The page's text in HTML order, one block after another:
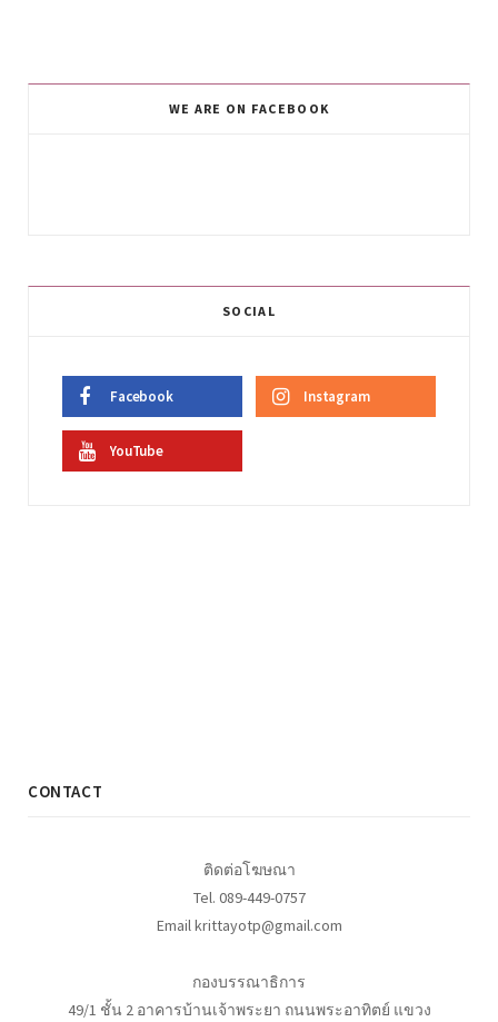
WE ARE ON FACEBOOK
SOCIAL
Facebook Instagram
YouTube
CONTACT
ติดต่อโฆษณา
Tel. 089-449-0757
Email krittayotp@gmail.com
กองบรรณาธิการ
49/1 ชั้น 2 อาคารบ้านเจ้าพระยา ถนนพระอาทิตย์ แขวง